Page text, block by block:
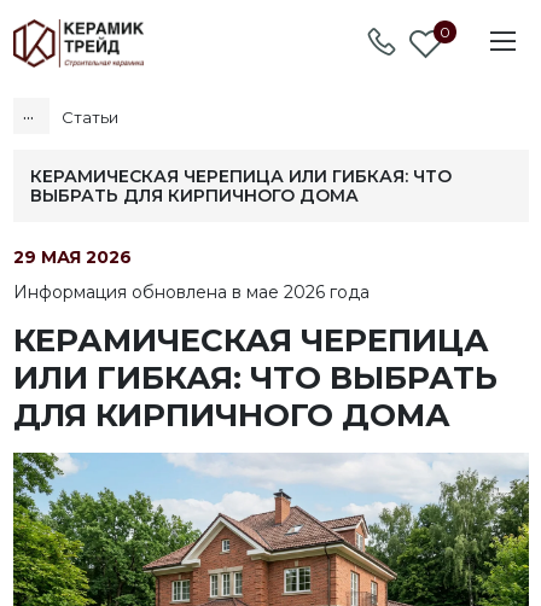
0
... Статьи
КЕРАМИЧЕСКАЯ ЧЕРЕПИЦА ИЛИ ГИБКАЯ: ЧТО
ВЫБРАТЬ ДЛЯ КИРПИЧНОГО ДОМА
29 МАЯ 2026
Информация обновлена в мае 2026 года
КЕРАМИЧЕСКАЯ ЧЕРЕПИЦА
ИЛИ ГИБКАЯ: ЧТО ВЫБРАТЬ
ДЛЯ КИРПИЧНОГО ДОМА